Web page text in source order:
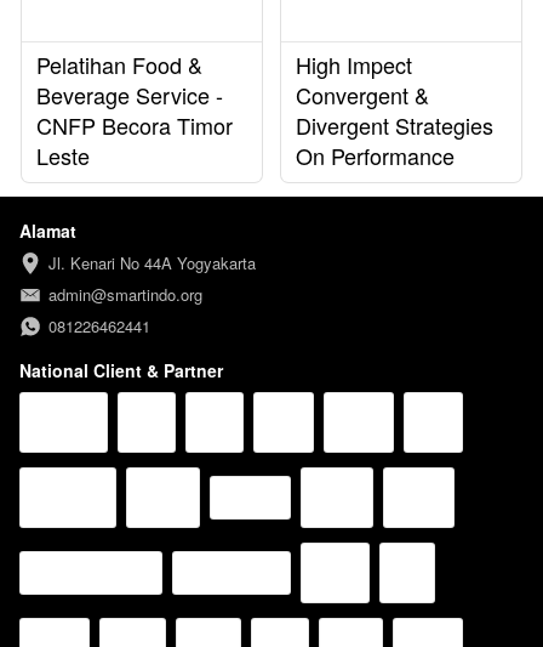
Pelatihan Food &
Beverage Service -
CNFP Becora Timor
Leste
High Impect
Convergent &
Divergent Strategies
On Performance
Alamat
Jl. Kenari No 44A Yogyakarta
admin@smartindo.org
081226462441
National Client & Partner